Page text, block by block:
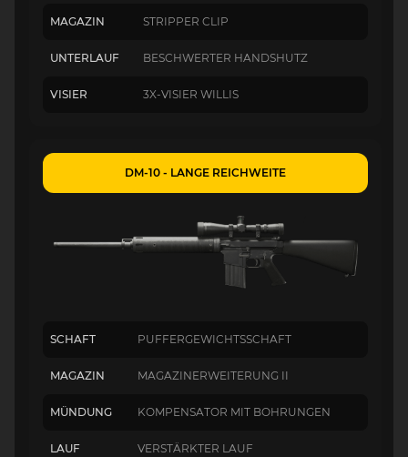
MAGAZIN STRIPPER CLIP
UNTERLAUF BESCHWERTER HANDSHUTZ
VISIER 3X-VISIER WILLIS
DM-10 - LANGE REICHWEITE
SCHAFT PUFFERGEWICHTSSCHAFT
MAGAZIN MAGAZINERWEITERUNG II
MÜNDUNG KOMPENSATOR MIT BOHRUNGEN
LAUF VERSTÄRKTER LAUF